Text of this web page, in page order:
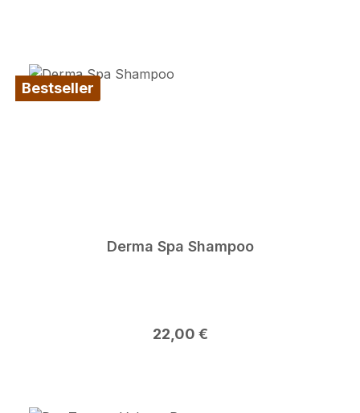
Bestseller
Derma Spa Shampoo
Regulärer Preis:
22,00 €